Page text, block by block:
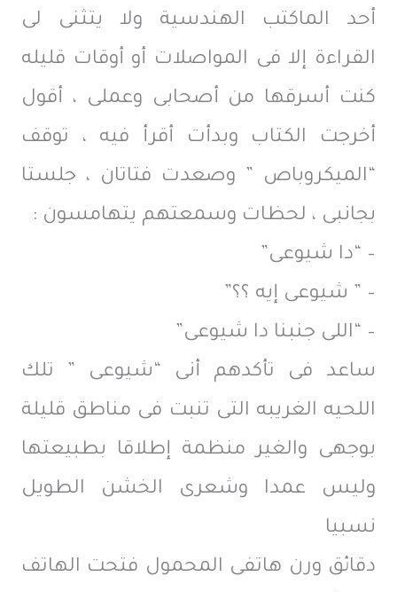
أحد الماكتب الهندسية ولا يتثنى لى
القراءة إلا فى المواصلات أو أوقات قليله
كنت أسرقها من أصحابى وعملى ، أقول
أخرجت الكتاب وبدأت أقرأ فيه ، توقف
“الميكروباص ” وصعدت فتاتان ، جلستا
بجانبى ، لحظات وسمعتهم يتهامسون :
– “دا شيوعى”
– ” شيوعى إيه ؟؟”
– “اللى جنبنا دا شيوعى”
ساعد فى تأكدهم أنى “شيوعى ” تلك
اللحيه الغريبه التى تنبت فى مناطق قليلة
بوجهى والغير منظمة إطلاقا بطبيعتها
وليس عمدا وشعرى الخشن الطويل
نسبيا
دقائق ورن هاتفى المحمول فتحت الهاتف